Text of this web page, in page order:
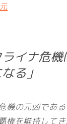
ライナ危
る」
機の元凶であ
権を維持して